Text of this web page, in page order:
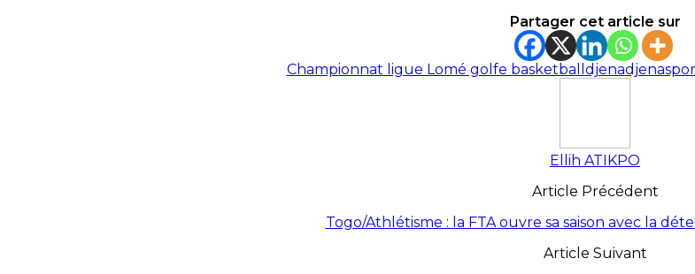
Partager cet article sur
Championnat ligue Lomé golfe basketball djena
Ellih ATIKPO
Article Précédent
Togo/Athlétisme : la FTA ouvre sa saison avec la
Article Suivant